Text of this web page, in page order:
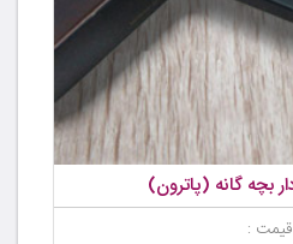
بچه گانه (پاترون)
قیمت :